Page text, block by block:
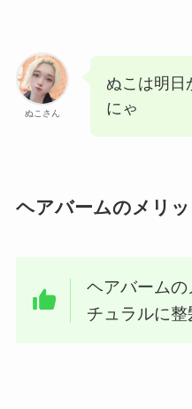
ぬこさん
ぬこは明日
にゃ
ヘアバームのメリッ
ヘアバーム
チュラルに整